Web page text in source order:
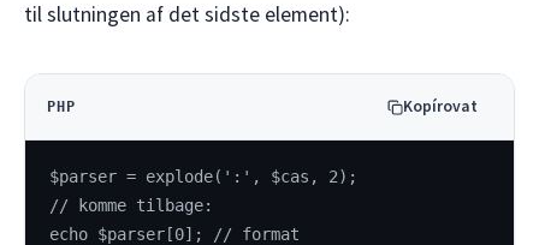
til slutningen af det sidste element):
PHP Kopírovat
$parser = explode(':', $cas, 2);
// komme tilbage:
echo $parser[0]; // format